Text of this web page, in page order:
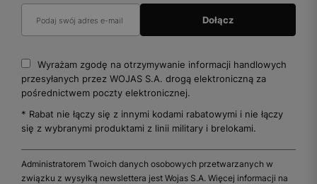
Wyrażam zgodę na otrzymywanie informacji handlowych
przesyłanych przez WOJAS S.A. drogą elektroniczną za
pośrednictwem poczty elektronicznej.
* Rabat nie łączy się z innymi kodami rabatowymi i nie łączy
się z wybranymi produktami z linii military i brelokami.
Administratorem Twoich danych osobowych przetwarzanych w
związku z wysyłką newslettera jest Wojas S.A. Więcej informacji na